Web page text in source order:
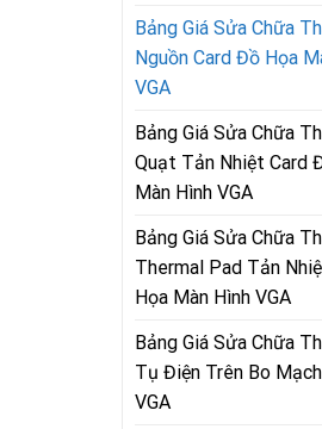
Bảng Giá Sửa Chữa
Nguồn Card Đồ Họa
VGA
Bảng Giá Sửa Chữa
Quạt Tản Nhiệt Card
Màn Hình VGA
Bảng Giá Sửa Chữa
Thermal Pad Tản
Họa Màn Hình VGA
Bảng Giá Sửa Chữa
Tụ Điện Trên Bo
VGA